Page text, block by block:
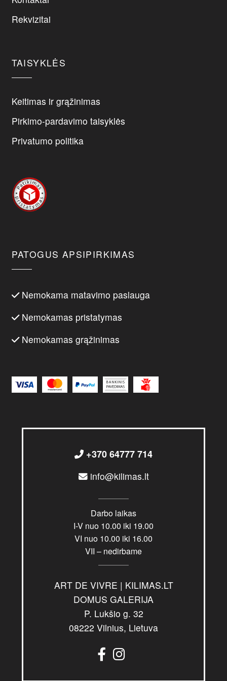
Rekvizitai
TAISYKLĖS
Keitimas ir grąžinimas
Pirkimo-pardavimo taisyklės
Privatumo politika
PATOGUS APSIPIRKIMAS
Nemokama matavimo paslauga
Nemokamas pristatymas
Nemokamas grąžinimas
+370 64777 714
info@kilimas.lt
Darbo laikas
I-V nuo 10.00 iki 19.00
VI nuo 10.00 iki 16.00
VII – nedirbame
ART DE VIVRE | KILIMAS.LT
DOMUS GALERIJA
P. Lukšio g. 32
08222 Vilnius, Lietuva